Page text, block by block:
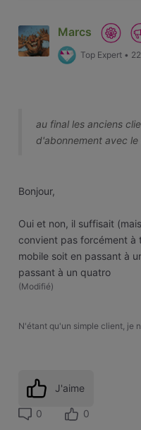
Marcs
Top Expert •
au final les anciens
d'abonnement avec
Bonjour,
Oui et non, il suffisait
convient pas forcément à
mobile soit en passant à
passant à un quatro
(Modifié)
N'étant qu'un simple client, je
J'aime
0 0